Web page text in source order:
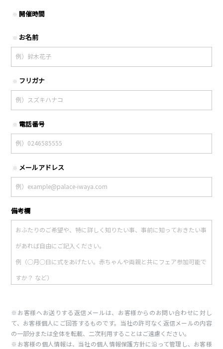
※ 開催時間
※ お名前
※ フリガナ
※ 電話番号
※ メールアドレス
備考欄
※お客様へお送りする返信メールは、お客様からのお問い合わせに対し
て、お客様個人にご回答するものです。当社の許可なく返信メールの内容
の一部分または全体を転載、二次利用することはご遠慮ください。
※お客様の個人情報は、当社の個人情報保護方針に沿って管理し、お客様